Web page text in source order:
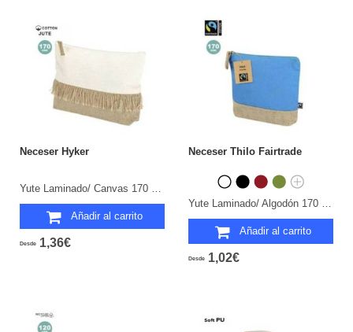
Neceser Hyker
Añadir al carrito
Desde 1,36€
Neceser Thilo Fairtrade
Añadir al carrito
Desde 1,02€